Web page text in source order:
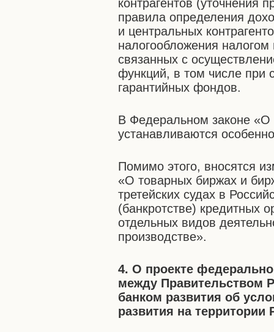
контрагентов (уточнения
правила определения
и центральных
налогообложения
связанных с
функций, в том числе при
гарантийных фондов.
В Федеральном законе «О
устанавливаются
Помимо этого, вносятся
«О товарных биржах и
третейских судах в
(банкротстве) кредитных
отдельных видов
производстве».
4. О проекте
между Правительством
банком развития об
развития на